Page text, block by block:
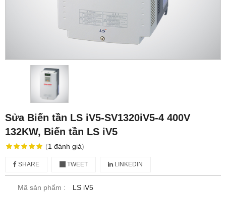
Sửa Biến tần LS iV5-SV1320iV5-4 400V
132KW, Biến tần LS iV5
(1 đánh giá)
SHARE TWEET LINKEDIN
Mã sản phẩm :
LS iV5